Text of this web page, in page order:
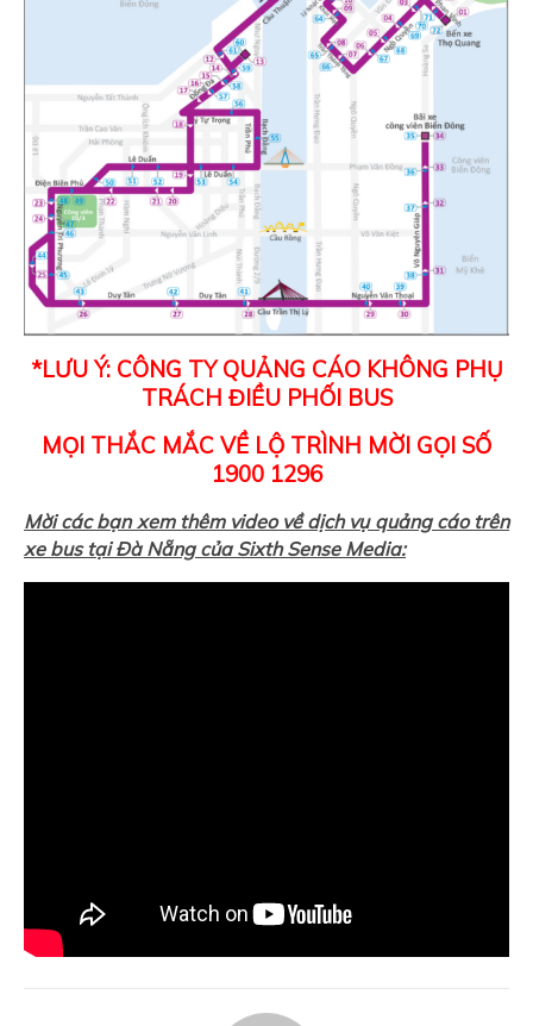
*LƯU Ý: CÔNG TY QUẢNG CÁO KHÔNG PHỤ
TRÁCH ĐIỀU PHỐI BUS
MỌI THẮC MẮC VỀ LỘ TRÌNH MỜI GỌI SỐ
1900 1296
Mời các bạn xem thêm video về dịch vụ quảng cáo trên
xe bus tại Đà Nẵng của Sixth Sense Media: